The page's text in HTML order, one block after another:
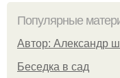
Популярные
Автор: Александр
Беседка в сад